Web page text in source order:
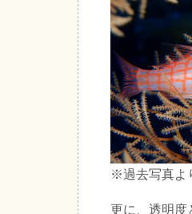
※過去写真よ
更に、透明度